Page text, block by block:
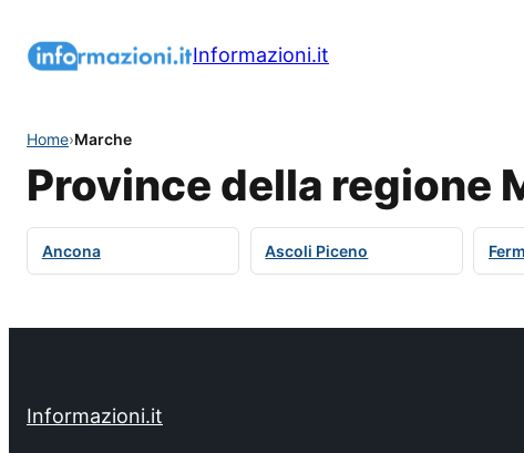
Informazioni.it
Home›Marche
Province della regione
Ancona Ascoli Piceno
Informazioni.it